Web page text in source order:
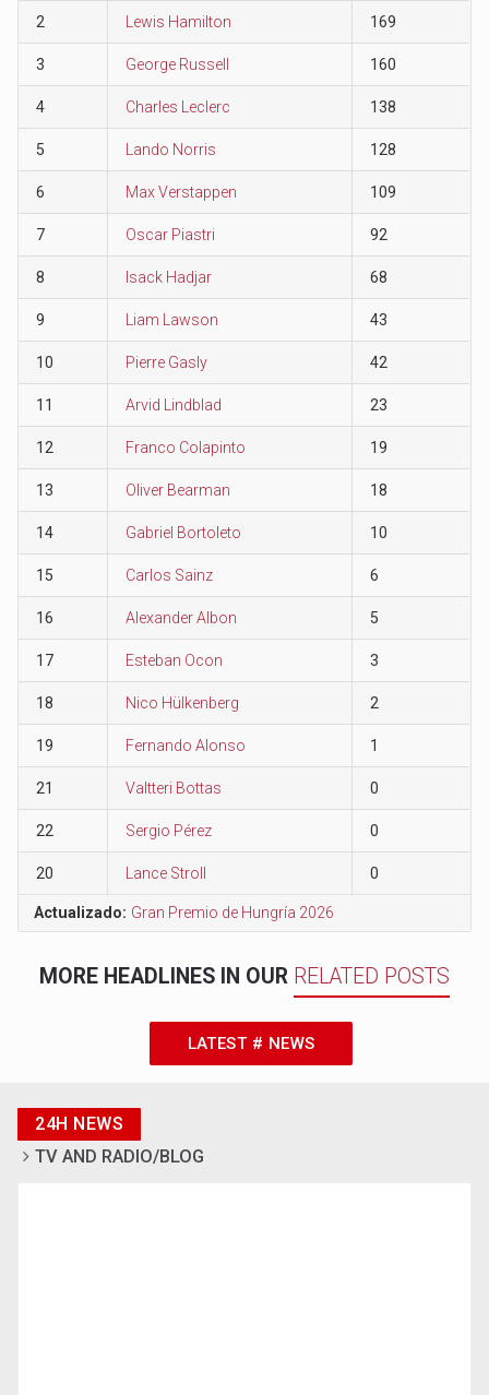
2 Lewis Hamilton 169
3 George Russell 160
4 Charles Leclerc 138
5 Lando Norris 128
6 Max Verstappen 109
7 Oscar Piastri 92
8 Isack Hadjar 68
9 Liam Lawson 43
10 Pierre Gasly 42
11 Arvid Lindblad 23
12 Franco Colapinto 19
13 Oliver Bearman 18
14 Gabriel Bortoleto 10
15 Carlos Sainz 6
16 Alexander Albon 5
17 Esteban Ocon 3
18 Nico Hülkenberg 2
19 Fernando Alonso 1
21 Valtteri Bottas 0
22 Sergio Pérez 0
20 Lance Stroll 0
Actualizado: Gran Premio de Hungría 2026
MORE HEADLINES IN OUR RELATED POSTS
LATEST # NEWS
24H NEWS
TV AND RADIO/BLOG